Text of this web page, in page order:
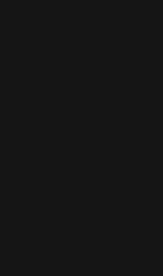
gamme de
raccordement
des effets
EPDM